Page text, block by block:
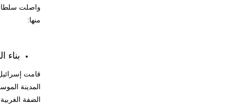
منها:
بناء
قامت
المدينة
الضفة الغربية بشكل